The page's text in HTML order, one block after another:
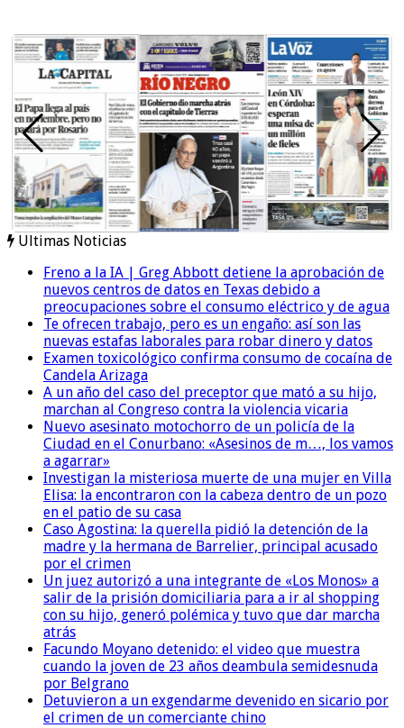
Ultimas Noticias
Freno a la IA | Greg Abbott detiene la aprobación de
nuevos centros de datos en Texas debido a
preocupaciones sobre el consumo eléctrico y de agua
Te ofrecen trabajo, pero es un engaño: así son las
nuevas estafas laborales para robar dinero y datos
Examen toxicológico confirma consumo de cocaína de
Candela Arizaga
A un año del caso del preceptor que mató a su hijo,
marchan al Congreso contra la violencia vicaria
Nuevo asesinato motochorro de un policía de la
Ciudad en el Conurbano: «Asesinos de m…, los vamos
a agarrar»
Investigan la misteriosa muerte de una mujer en Villa
Elisa: la encontraron con la cabeza dentro de un pozo
en el patio de su casa
Caso Agostina: la querella pidió la detención de la
madre y la hermana de Barrelier, principal acusado
por el crimen
Un juez autorizó a una integrante de «Los Monos» a
salir de la prisión domiciliaria para a ir al shopping
con su hijo, generó polémica y tuvo que dar marcha
atrás
Facundo Moyano detenido: el video que muestra
cuando la joven de 23 años deambula semidesnuda
por Belgrano
Detuvieron a un exgendarme devenido en sicario por
el crimen de un comerciante chino